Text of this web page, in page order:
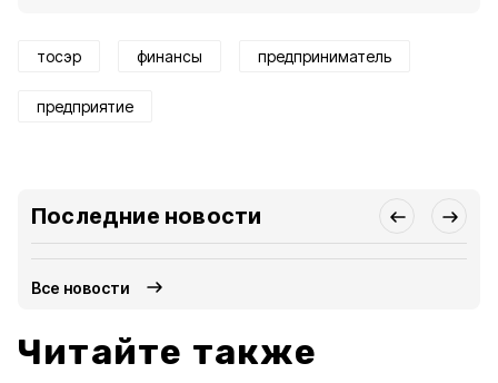
тосэр финансы предприниматель
предприятие
Последние новости
Все новости
Читайте также